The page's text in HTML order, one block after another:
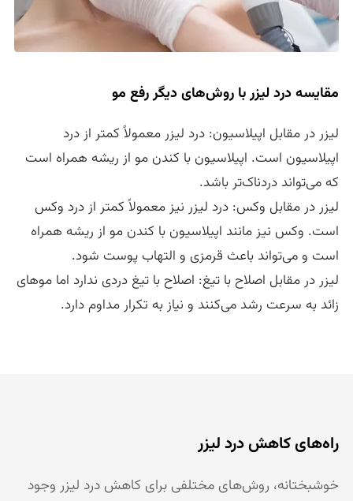
مقایسه درد لیزر با روش‌های دیگر رفع مو
لیزر در مقابل اپیلاسیون: درد لیزر معمولاً کمتر از درد
اپیلاسیون است. اپیلاسیون با کندن مو از ریشه همراه است
که می‌تواند دردناک‌تر باشد.
لیزر در مقابل وکس: درد لیزر نیز معمولاً کمتر از درد وکس
است. وکس نیز مانند اپیلاسیون با کندن مو از ریشه همراه
است و می‌تواند باعث قرمزی و التهاب پوست شود.
لیزر در مقابل اصلاح با تیغ: اصلاح با تیغ دردی ندارد اما موهای
زائد به سرعت رشد می‌کنند و نیاز به تکرار مداوم دارد.
راه‌های کاهش درد لیزر
خوشبختانه، روش‌های مختلفی برای کاهش درد لیزر وجود